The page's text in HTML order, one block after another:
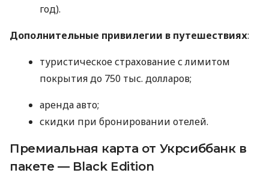
год).
Дополнительные привилегии в путешествиях:
туристическое страхование с лимитом
покрытия до 750 тыс. долларов;
аренда авто;
скидки при бронировании отелей.
Премиальная карта от Укрсиббанк в
пакете — Black Edition